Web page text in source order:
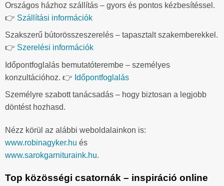
Országos házhoz szállítás – gyors és pontos kézbesítéssel.
👉 Szállítási információk
Szakszerű bútorösszeszerelés – tapasztalt szakemberekkel.
👉 Szerelési információk
Időpontfoglalás bemutatóterembe – személyes
konzultációhoz. 👉 Időpontfoglalás
Személyre szabott tanácsadás – hogy biztosan a legjobb
döntést hozhasd.
Nézz körül az alábbi weboldalainkon is:
www.robinagyker.hu és
www.sarokgarnituraink.hu.
Top közösségi csatornák – inspiráció online